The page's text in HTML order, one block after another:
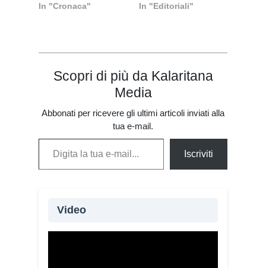
possiamo evadere»
In "Cronaca"
In "Editoriali"
Scopri di più da Kalaritana
Media
Abbonati per ricevere gli ultimi articoli inviati alla
tua e-mail.
Digita la tua e-mail...
Iscriviti
Video